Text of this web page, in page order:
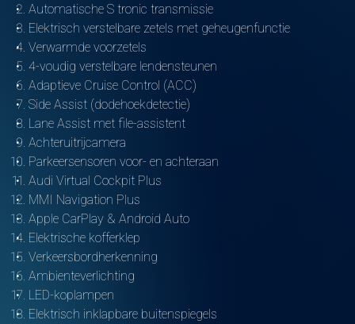
Automatische S tronic transmissie
Elektrisch verstelbare zetels met geheugenfunctie
Verwarmde voorzetels
4-voudig verstelbare lendensteunen
Adaptieve Cruise Control (ACC)
Side Assist (dodehoekdetectie)
Lane Assist met file-assistent
Achteruitrijcamera
Parkeersensoren voor- en achteraan
Audi Virtual Cockpit Plus
MMI Navigation Plus
Apple CarPlay & Android Auto
Elektrische kofferklep
Verkeersbordherkenning
Ambienteverlichting
LED-koplampen
Elektrisch inklapbare buitenspiegels